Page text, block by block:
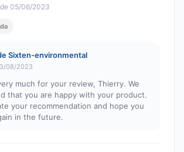
05/06/2023
Sixten-environmental
08/2023
much for your review, Thierry. We
that you are happy with your product.
your recommendation and hope you
in the future.